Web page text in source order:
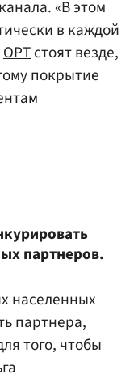
«В этом
в каждой
ОРТстоят везде,
покрытие
партнеров.
населенных
партнера,
того, чтобы